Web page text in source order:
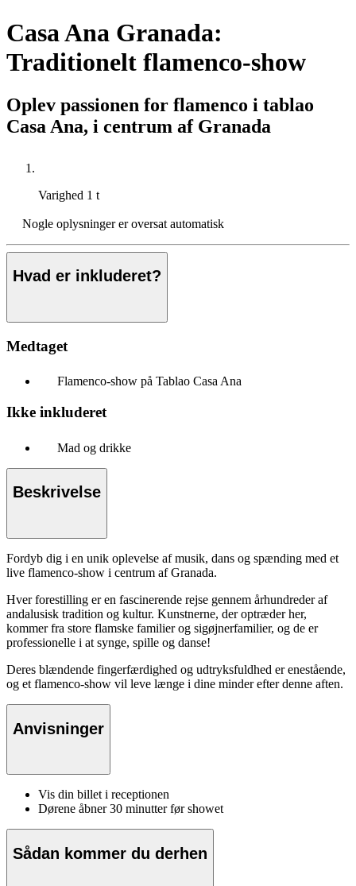
Casa Ana Granada:
Traditionelt flamenco-show
Oplev passionen for flamenco i tablao
Casa Ana, i centrum af Granada
Varighed 1 t
Nogle oplysninger er oversat automatisk
Hvad er inkluderet?
Medtaget
Flamenco-show på Tablao Casa Ana
Ikke inkluderet
Mad og drikke
Beskrivelse
Fordyb dig i en unik oplevelse af musik, dans og spænding med et
live flamenco-show i centrum af Granada.
Hver forestilling er en fascinerende rejse gennem århundreder af
andalusisk tradition og kultur. Kunstnerne, der optræder her,
kommer fra store flamske familier og sigøjnerfamilier, og de er
professionelle i at synge, spille og danse!
Deres blændende fingerfærdighed og udtryksfuldhed er enestående,
og et flamenco-show vil leve længe i dine minder efter denne aften.
Anvisninger
Vis din billet i receptionen
Dørene åbner 30 minutter før showet
Sådan kommer du derhen